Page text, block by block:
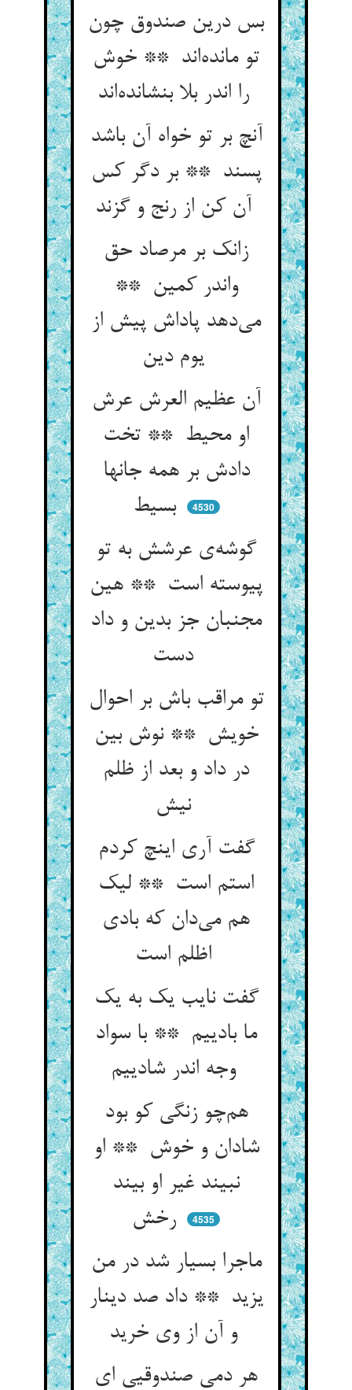
بس درین صندوق چون
تو مانده‌اند ** خوش
را اندر بلا بنشانده‌اند
آنچ بر تو خواه آن باشد
پسند ** بر دگر کس
زانک بر مرصاد حق
واندر کمین **
می‌دهد پاداش پیش از
یوم دین
آن عظیم العرش عرش
او محیط ** تخت
دادش بر همه جانها
بسیط
4530
گوشه‌ی عرشش به تو
پیوسته است ** هین
مجنبان جز بدین و داد
دست
تو مراقب باش بر احوال
خویش ** نوش بین
در داد و بعد از ظلم
نیش
گفت آری اینچ کردم
استم است ** لیک
هم می‌دان که بادی
اظلم است
گفت نایب یک به یک
ما بادییم ** با سواد
وجه اندر شادییم
هم‌چو زنگی کو بود
شادان و خوش ** او
نبیند غیر او بیند
4535
ماجرا بسیار شد در من
یزید ** داد صد دینار
و آن از وی خرید
هر دمی صندوقیی ای